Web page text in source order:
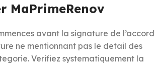
MaPrimeRenov
avant la signature de l’accord
ne mentionnant pas le detail des
Verifiez systematiquement la